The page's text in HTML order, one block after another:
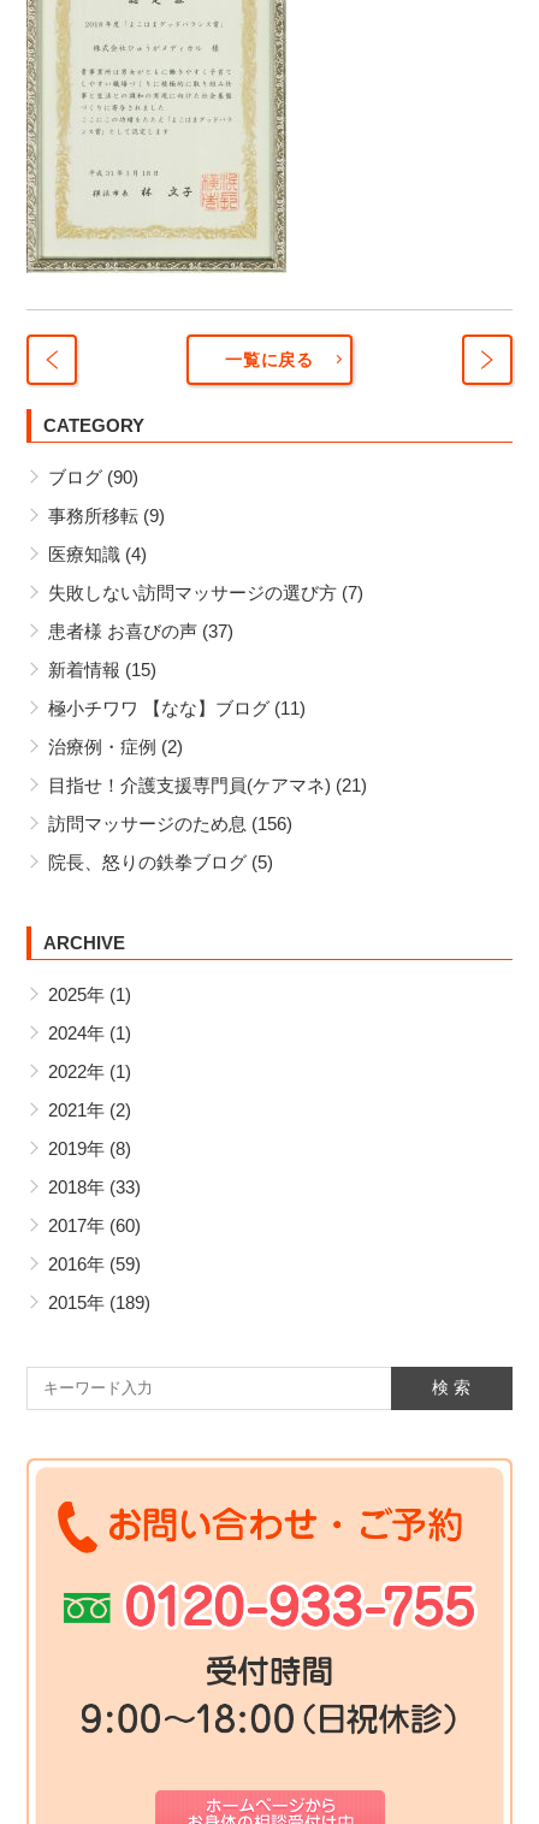
たな
んな
人を
した
いで
か？
一覧に戻る
CATEGORY
ブログ (90)
事務所移転 (9)
医療知識 (4)
失敗しない訪問マッサージの選び方 (7)
患者様 お喜びの声 (37)
新着情報 (15)
極小チワワ 【なな】ブログ (11)
治療例・症例 (2)
目指せ！介護支援専門員(ケアマネ) (21)
訪問マッサージのため息 (156)
院長、怒りの鉄拳ブログ (5)
ARCHIVE
2025年 (1)
2024年 (1)
2022年 (1)
2021年 (2)
2019年 (8)
2018年 (33)
2017年 (60)
2016年 (59)
2015年 (189)